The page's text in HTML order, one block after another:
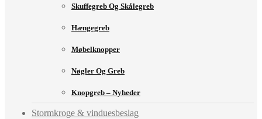
Skuffegreb Og Skålegreb
Hængegreb
Møbelknopper
Nøgler Og Greb
Knopgreb – Nyheder
Stormkroge & vinduesbeslag